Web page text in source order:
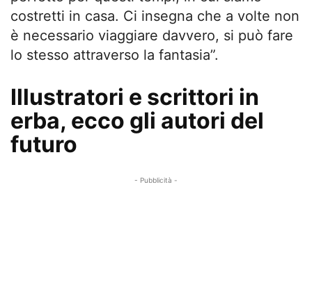
costretti in casa. Ci insegna che a volte non
è necessario viaggiare davvero, si può fare
lo stesso attraverso la fantasia”.
Illustratori e scrittori in
erba, ecco gli autori del
futuro
- Pubblicità -